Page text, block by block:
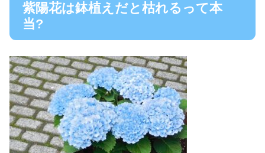
紫陽花は鉢植えだと枯れるって本
当?